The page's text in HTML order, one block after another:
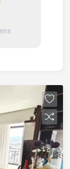
de